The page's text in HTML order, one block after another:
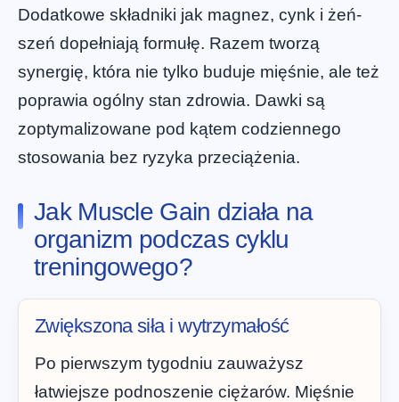
Dodatkowe składniki jak magnez, cynk i żeń-
szeń dopełniają formułę. Razem tworzą
synergię, która nie tylko buduje mięśnie, ale też
poprawia ogólny stan zdrowia. Dawki są
zoptymalizowane pod kątem codziennego
stosowania bez ryzyka przeciążenia.
Jak Muscle Gain działa na
organizm podczas cyklu
treningowego?
Zwiększona siła i wytrzymałość
Po pierwszym tygodniu zauważysz
łatwiejsze podnoszenie ciężarów. Mięśnie